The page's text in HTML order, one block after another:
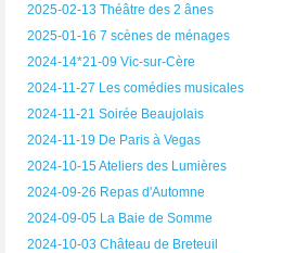
2025-02-13 Théâtre des 2 ânes
2025-01-16 7 scènes de ménages
2024-14*21-09 Vic-sur-Cère
2024-11-27 Les comédies musicales
2024-11-21 Soirée Beaujolais
2024-11-19 De Paris à Vegas
2024-10-15 Ateliers des Lumières
2024-09-26 Repas d'Automne
2024-09-05 La Baie de Somme
2024-10-03 Château de Breteuil